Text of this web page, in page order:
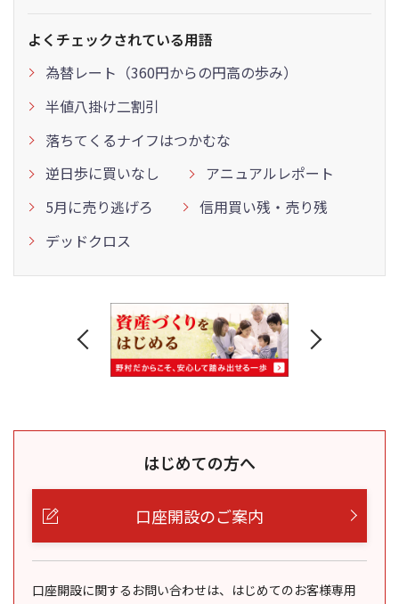
よくチェックされている用語
為替レート（360円からの円高の歩み）
半値八掛け二割引
落ちてくるナイフはつかむな
逆日歩に買いなし
アニュアルレポート
5月に売り逃げろ
信用買い残・売り残
デッドクロス
はじめての方へ
口座開設のご案内
口座開設に関するお問い合わせは、はじめてのお客様専用